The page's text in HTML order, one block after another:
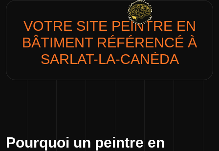
VOTRE SITE PEINTRE EN
BÂTIMENT RÉFÉRENCÉ À
SARLAT-LA-CANÉDA
Pourquoi un peintre en